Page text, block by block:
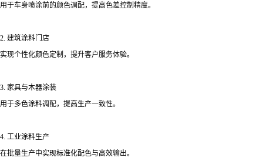
用于车身喷涂前的颜色调配，提高色差控制精度。
2. 建筑涂料门店
实现个性化颜色定制，提升客户服务体验。
3. 家具与木器涂装
用于多色涂料调配，提高生产一致性。
4. 工业涂料生产
在批量生产中实现标准化配色与高效输出。